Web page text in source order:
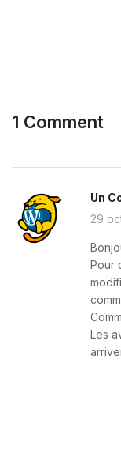
1 Comment
Un
29
Pour
Les